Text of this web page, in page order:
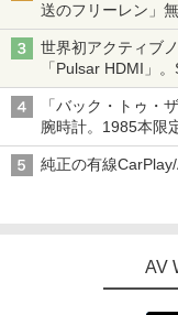
送のフリーレン」
世界初アクティブ
「Pulsar HDMI」
「バック・トゥ・
腕時計。1985本限
純正の有線
AV